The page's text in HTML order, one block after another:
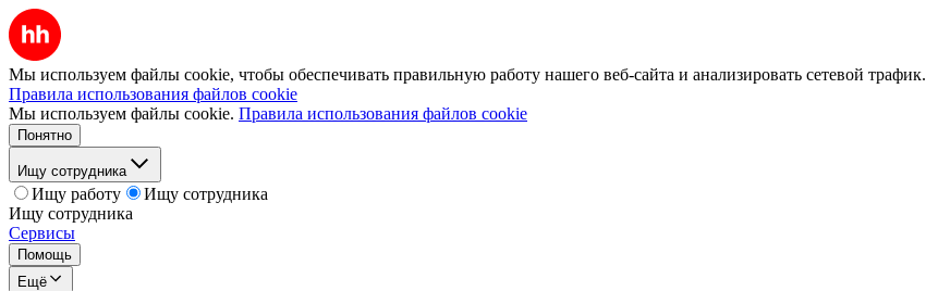
Мы используем файлы cookie, чтобы обеспечивать правильную работу нашего веб-сайта и анализировать сетевой трафик.
Правила использования файлов cookie
Мы используем файлы cookie. Правила использования файлов cookie
Понятно
Ищу сотрудника
Ищу работу
Ищу сотрудника
Ищу сотрудника
Сервисы
Помощь
Ещё